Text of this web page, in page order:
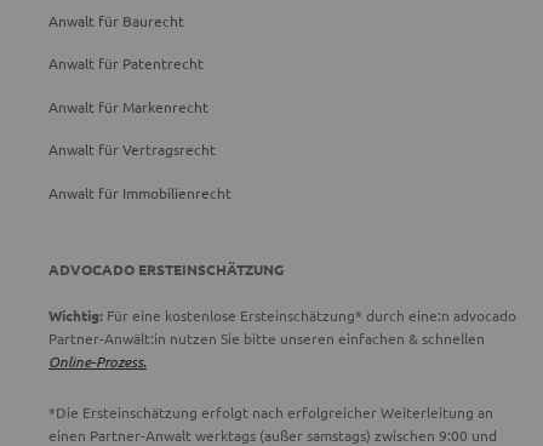
Anwalt für Baurecht
Anwalt für Patentrecht
Anwalt für Markenrecht
Anwalt für Vertragsrecht
Anwalt für Immobilienrecht
ADVOCADO ERSTEINSCHÄTZUNG
Wichtig: Für eine kostenlose Ersteinschätzung* durch eine:n advocado
Partner-Anwält:in nutzen Sie bitte unseren einfachen & schnellen
Online-Prozess.
*Die Ersteinschätzung erfolgt nach erfolgreicher Weiterleitung an
einen Partner-Anwalt werktags (außer samstags) zwischen 9:00 und